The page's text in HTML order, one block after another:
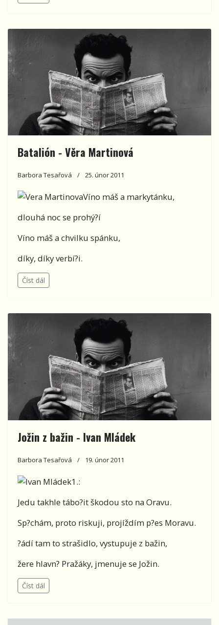
Batalión - Věra Martinová
Barbora Tesařová 25. únor 2011
Víno máš a markytánku,
dlouhá noc se prohý?í
Víno máš a chvilku spánku,
díky, díky verbí?i.
Číst dál
Jožin z bažin - Ivan Mládek
Barbora Tesařová 19. únor 2011
1.:
Jedu takhle tábo?it škodou sto na Oravu.
Sp?chám, proto riskuji, projíždím p?es Moravu.
?ádí tam to strašidlo, vystupuje z bažin,
žere hlavn? Pražáky, jmenuje se Jožin.
Číst dál